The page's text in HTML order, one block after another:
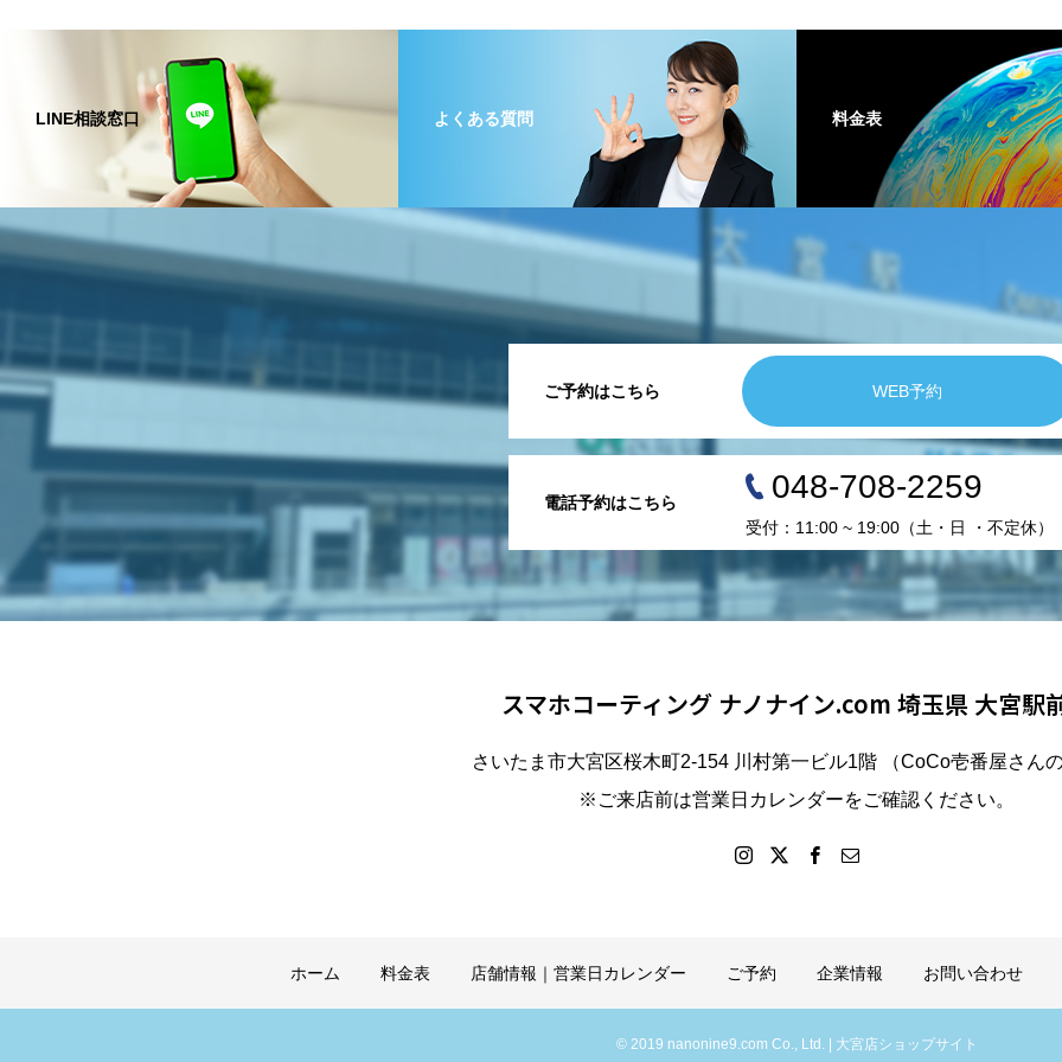
LINE相談窓口 よくある質問 料金表
ご予約はこちら WEB予約
電話予約はこちら 048-708-2259
受付：11:00 ~ 19:00（土・日 ・不定休）
スマホコーティング ナノナイン.com 埼玉県 大宮駅
さいたま市大宮区桜木町2-154 川村第一ビル1階 （CoCo壱番屋さん
※ご来店前は営業日カレンダーをご確認ください。
ホーム 料金表 店舗情報｜営業日カレンダー ご予約 企業情報 お問い合わせ
© 2019 nanonine9.com Co., Ltd. | 大宮店ショップサイト